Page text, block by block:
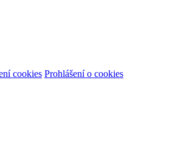
cookies Prohlášení o cookies